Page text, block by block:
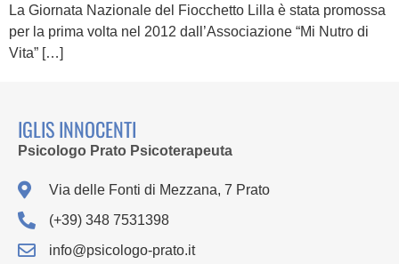
La Giornata Nazionale del Fiocchetto Lilla è stata promossa
per la prima volta nel 2012 dall’Associazione “Mi Nutro di
Vita” […]
IGLIS INNOCENTI
Psicologo Prato Psicoterapeuta
Via delle Fonti di Mezzana, 7 Prato
(+39) 348 7531398
info@psicologo-prato.it